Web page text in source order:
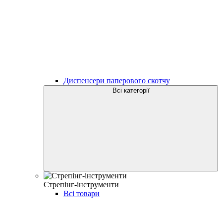
Диспенсери паперового скотчу
Всі категорії
Стрепінг-інструменти
Всі товари